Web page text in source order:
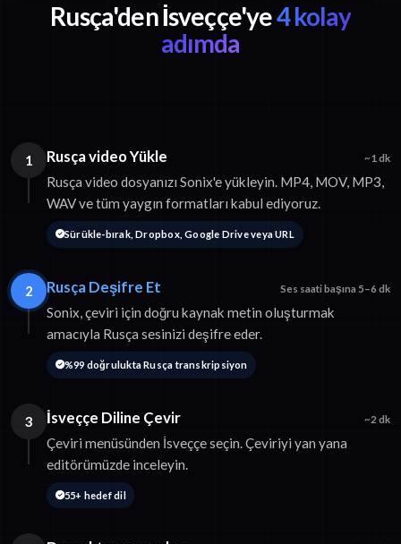
Rusça'den İsveççe'ye4 kolay
adımda
1 Rusça video Yükle ~1 dk
Rusça video dosyanızı Sonix'e yükleyin. MP4, MOV, MP3,
WAV ve tüm yaygın formatları kabul ediyoruz.
Sürükle-bırak, Dropbox, Google Drive veya URL
2 Rusça Deşifre Et Ses saati başına 5–6 dk
Sonix, çeviri için doğru kaynak metin oluşturmak
amacıyla Rusça sesinizi deşifre eder.
%99 doğrulukta Rusça transkripsiyon
3 İsveççe Diline Çevir ~2 dk
Çeviri menüsünden İsveççe seçin. Çeviriyi yan yana
editörümüzde inceleyin.
55+ hedef dil